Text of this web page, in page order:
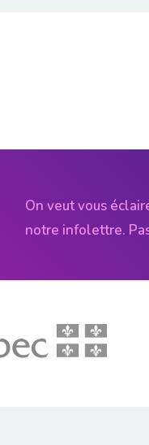
On veut vous
notre infolettre.